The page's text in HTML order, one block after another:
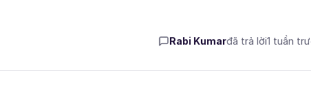
Rabi Kumarđã trả lời1 tuần